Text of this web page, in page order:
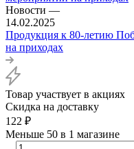
Новости —
14.02.2025
Продукция к 80-летию
на приходах
Товар участвует в акциях
Скидка на доставку
122 ₽
Меньше 50 в 1 магазине